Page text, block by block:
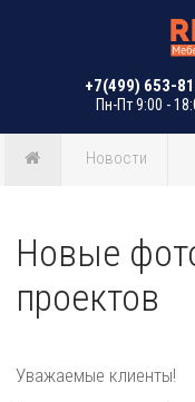
+7(499) 653-
Пн-Пт 9:00 -
Новости
Новые
проектов
Уважаемые клиенты!